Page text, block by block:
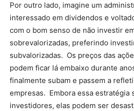
Por outro lado, imagine um
interessado em dividendos e
com o bom senso de não investir
sobrevalorizadas, preferindo
subvalorizadas. Os preços das
podem ficar lá embaixo durante
finalmente subam e passem a
empresas. Embora essa estratégia
investidores, elas podem ser